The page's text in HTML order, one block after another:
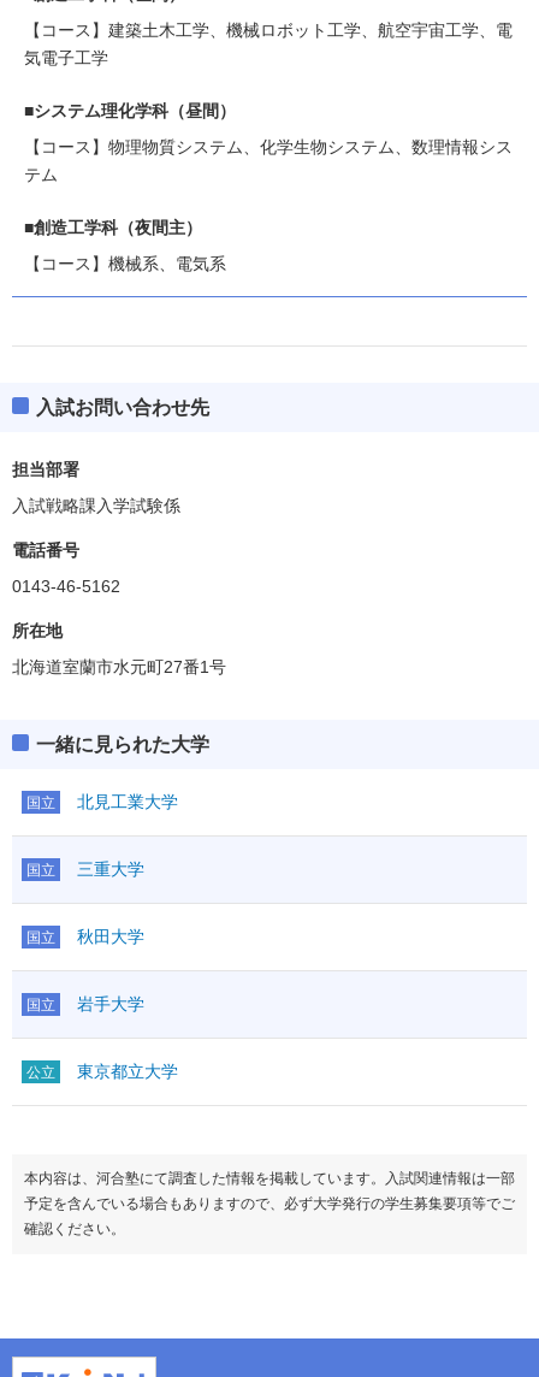
【コース】建築土木工学、機械ロボット工学、航空宇宙工学、電
気電子工学
■システム理化学科（昼間）
【コース】物理物質システム、化学生物システム、数理情報シス
テム
■創造工学科（夜間主）
【コース】機械系、電気系
入試お問い合わせ先
担当部署
入試戦略課入学試験係
電話番号
0143-46-5162
所在地
北海道室蘭市水元町27番1号
一緒に見られた大学
国立 北見工業大学
国立 三重大学
国立 秋田大学
国立 岩手大学
公立 東京都立大学
本内容は、河合塾にて調査した情報を掲載しています。入試関連情報は一部
予定を含んでいる場合もありますので、必ず大学発行の学生募集要項等でご
確認ください。